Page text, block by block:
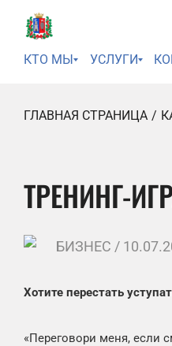
КТО МЫ УСЛУГИ
ГЛАВНАЯ СТРАНИЦА
ТРЕНИНГ-
БИЗНЕС /
Хотите перестать
«Переговори меня, если